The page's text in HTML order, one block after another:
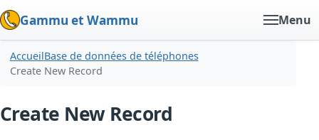
Gammu et Wammu Menu
AccueilBase de données de téléphones
Create New Record
Create New Record